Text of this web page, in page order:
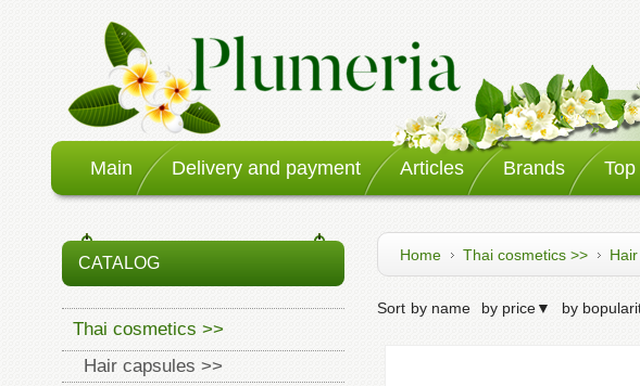
Main Delivery and payment Articles Brands
CATALOG
Thai cosmetics >>
Hair capsules >>
Home Thai cosmetics >>
Sort by name by price▼ by